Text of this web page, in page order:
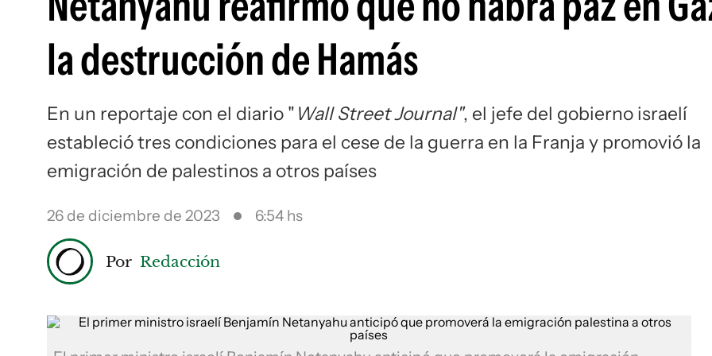
la destrucción de Hamás
En un reportaje con el diario " Wall Street Journal", el jefe del gobierno israelí
estableció tres condiciones para el cese de la guerra en la Franja y promovió la
emigración de palestinos a otros países
26 de diciembre de 2023 6:54 hs
Por Redacción